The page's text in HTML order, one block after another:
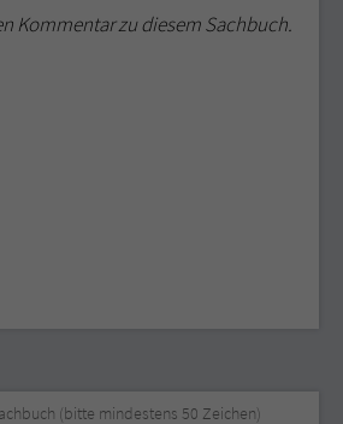
Kommentar zu diesem Sachbuch.